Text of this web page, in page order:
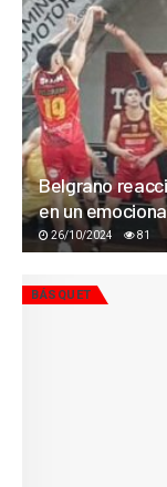
Belgrano
en un
26/10/2024 81
BÁSQUET